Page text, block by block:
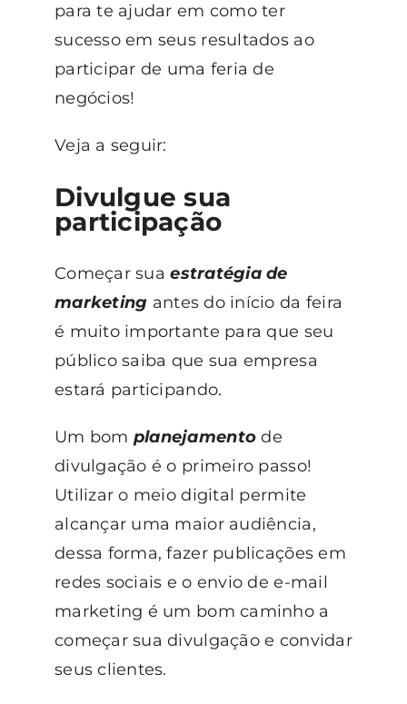
para te ajudar em como ter
sucesso em seus resultados ao
participar de uma feria de
negócios!
Veja a seguir:
Divulgue sua
participação
Começar suaestratégia de
marketing antes do início da feira
é muito importante para que seu
público saiba que sua empresa
estará participando.
Um bom planejamento de
divulgação é o primeiro passo!
Utilizar o meio digital permite
alcançar uma maior audiência,
dessa forma, fazer publicações em
redes sociais e o envio de e-mail
marketing é um bom caminho a
começar sua divulgação e convidar
seus clientes.